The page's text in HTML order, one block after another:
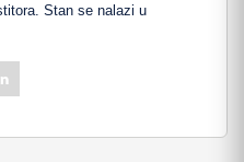
Stan se nalazi u